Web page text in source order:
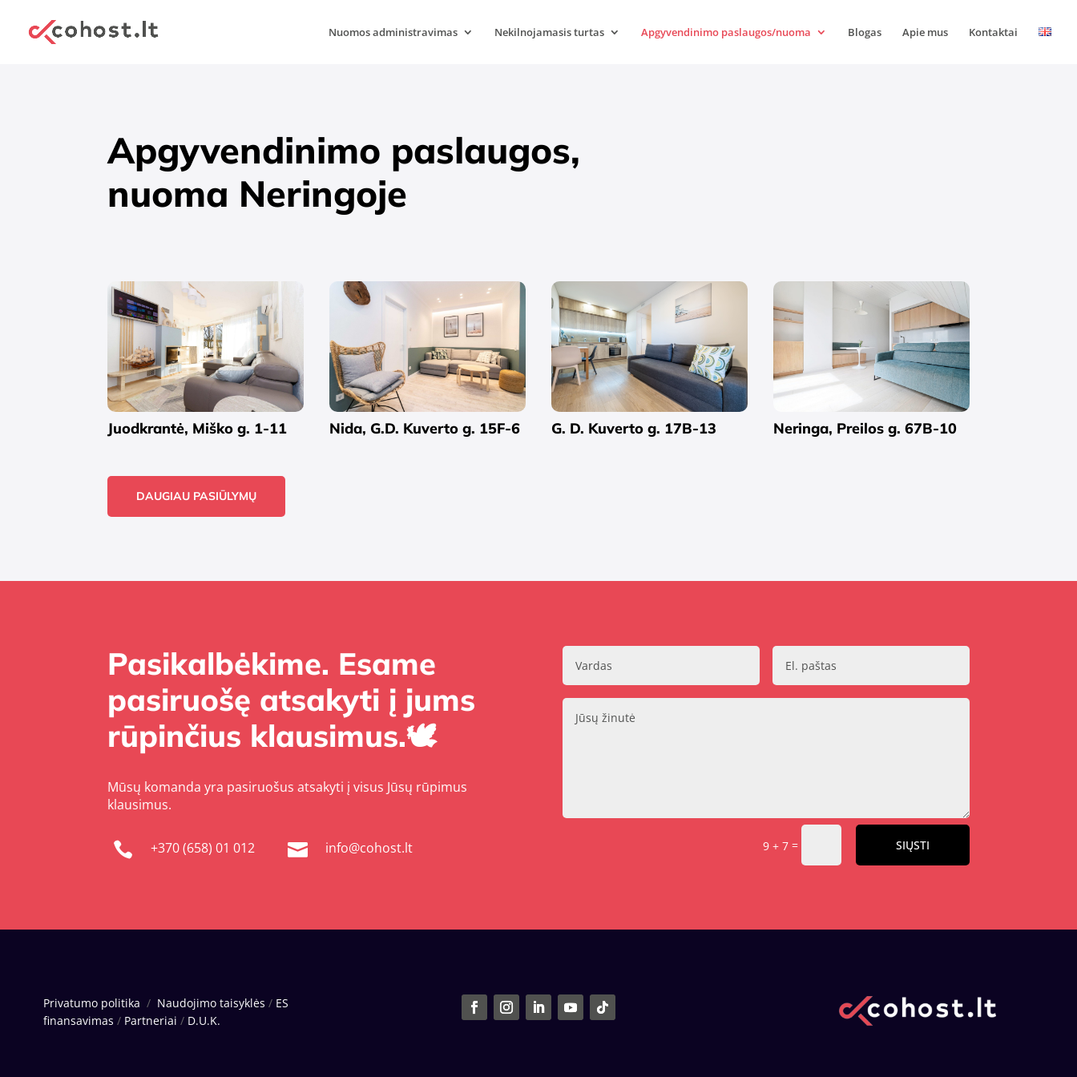
Nuomos administravimas Nekilnojamasis turtas Apgyvendinimo paslaugos/nuoma Blogas Apie mus Kontaktai
Apgyvendinimo paslaugos,
nuoma Neringoje
Juodkrantė, Miško g. 1-11 Nida, G.D. Kuverto g. 15F-6 G. D. Kuverto g. 17B-13 Neringa, Preilos g. 67B-10
DAUGIAU PASIŪLYMŲ
Pasikalbėkime. Esame
pasiruošę atsakyti į jums
rūpinčius klausimus.🕊️
Mūsų komanda yra pasiruošus atsakyti į visus Jūsų rūpimus
klausimus.
 +370 (658) 01 012  info@cohost.lt 9 + 7= SIŲSTI
Privatumo politika / Naudojimo taisyklės / ES
finansavimas / Partneriai / D.U.K.